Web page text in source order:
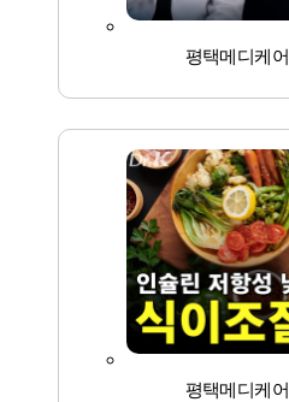
평택메디케어
평택메디케어